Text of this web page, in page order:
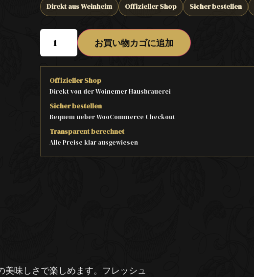
Direkt aus Weinheim Offizieller Shop Sicher bestellen
お買い物カゴに追加
Offizieller Shop
Direkt von der Woinemer Hausbrauerei
Sicher bestellen
Bequem ueber WooCommerce Checkout
Transparent berechnet
Alle Preise klar ausgewiesen
味しさで楽しめます。フレッシュ